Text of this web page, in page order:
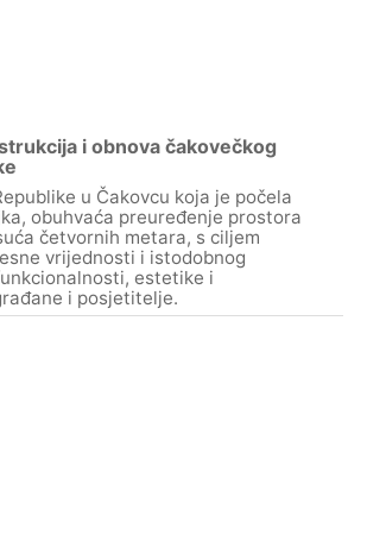
i obnova čakovečkog
u Čakovcu koja je počela
obuhvaća preuređenje prostora
četvornih metara, s ciljem
vrijednosti i istodobnog
estetike i
i posjetitelje.